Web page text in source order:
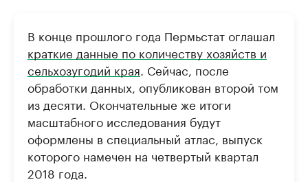
В конце прошлого года Пермьстат оглашал
краткие данные по количеству хозяйств и
сельхозугодий края . Сейчас, после
обработки данных, опубликован второй том
из десяти. Окончательные же итоги
масштабного исследования будут
оформлены в специальный атлас, выпуск
которого намечен на четвертый квартал
2018 года.